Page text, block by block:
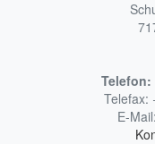
Telefon:
Telefax:
E-Mail: